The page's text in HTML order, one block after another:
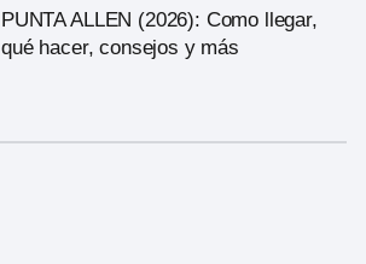
PUNTA ALLEN (2026): Como llegar,
qué hacer, consejos y más